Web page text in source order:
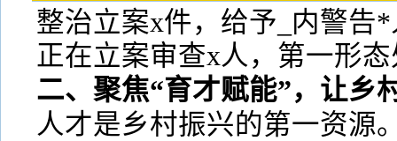
整治立案x件，给予_内警告
正在立案审查x人，第一形
二、聚焦“育才赋能”，让乡
人才是乡村振兴的第一资源